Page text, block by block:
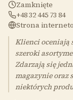
Zamknięte
+48 32 445 73 84
Strona
Klienci oceniają
szeroki
Zdarzają się
magazynie oraz
niektórych